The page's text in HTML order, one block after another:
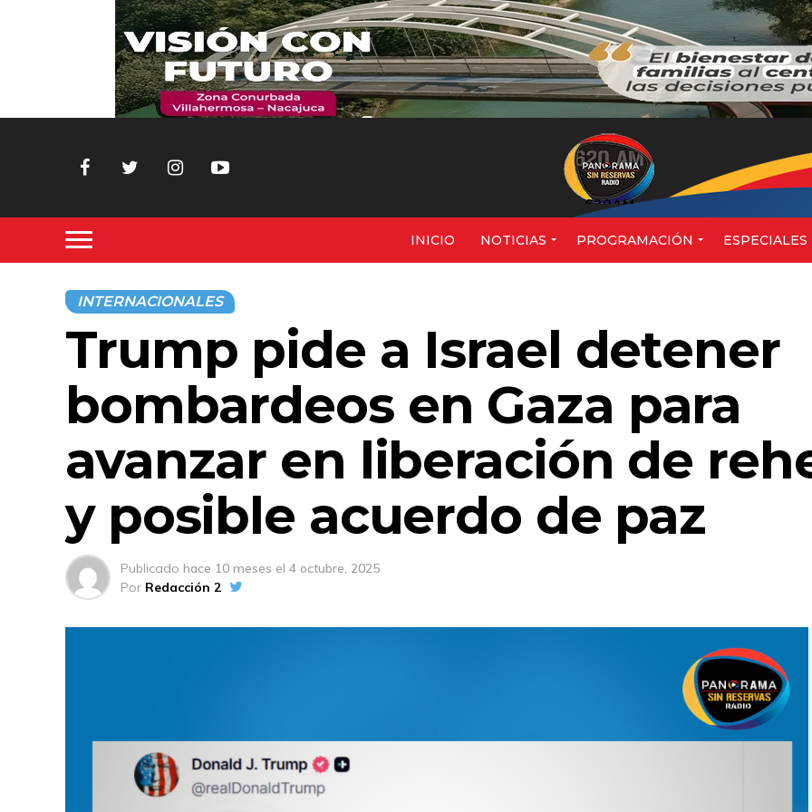
620AM
INICIO NOTICIAS PROGRAMACIÓN ESPECIALES
INTERNACIONALES
Trump pide a Israel detener
bombardeos en Gaza para
avanzar en liberación de
y posible acuerdo de paz
Publicado hace 10 meses el 4 octubre, 2025
Por Redacción 2